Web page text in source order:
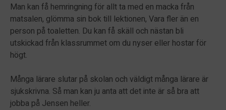
Man kan få hemringning för allt ta med en macka från
matsalen, glömma sin bok till lektionen, Vara fler än en
person på toaletten. Du kan få skäll och nästan bli
utskickad från klassrummet om du nyser eller hostar för
högt.
Många lärare slutar på skolan och väldigt många lärare är
sjukskrivna. Så man kan ju anta att det inte är så bra att
jobba på Jensen heller.